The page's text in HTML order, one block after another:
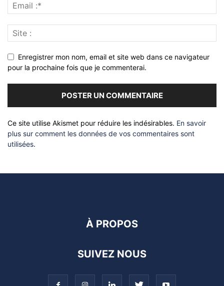
Enregistrer mon nom, email et site web dans ce navigateur
pour la prochaine fois que je commenterai.
Ce site utilise Akismet pour réduire les indésirables. En savoir
plus sur comment les données de vos commentaires sont
utilisées.
À PROPOS
SUIVEZ NOUS